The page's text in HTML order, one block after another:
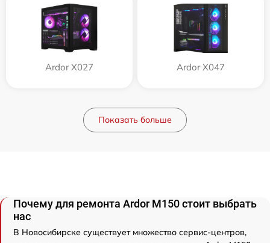
Ardor X027 Ardor X047
Показать больше
Почему для ремонта Ardor M150 стоит выбрать
нас
В Новосибирске существует множество сервис-центров,